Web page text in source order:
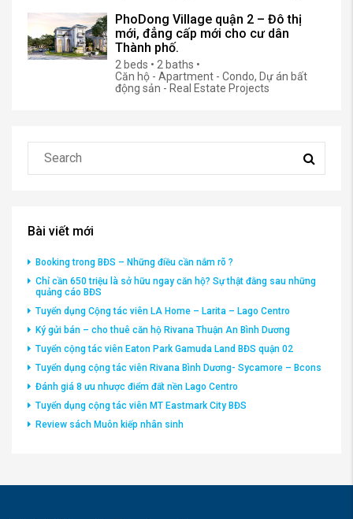
PhoDong Village quận 2 – Đô thị
mới, đẳng cấp mới cho cư dân
Thành phố.
2 beds • 2 baths •
Căn hộ - Apartment - Condo, Dự án bất
động sản - Real Estate Projects
Bài viết mới
Booking trong BĐS – Những điều cần nắm rõ ?
Chỉ cần 650 triệu là sở hữu ngay căn hộ? Sự thật đằng sau những
quảng cáo BĐS
Tuyển dụng Cộng tác viên LA Home – Larita – Lago Centro
Ký gửi bán – cho thuê căn hộ Rivana Thuận An Bình Dương
Tuyển cộng tác viên Eaton Park Gamuda Land BĐS quận 02
Tuyển dụng cộng tác viên Rivana Bình Dương- Sycamore – Bcons
Đánh giá 8 ưu nhược điểm đất nền Lago Centro
Tuyển dụng cộng tác viên MT Eastmark City BĐS
Review sách Muôn kiếp nhân sinh